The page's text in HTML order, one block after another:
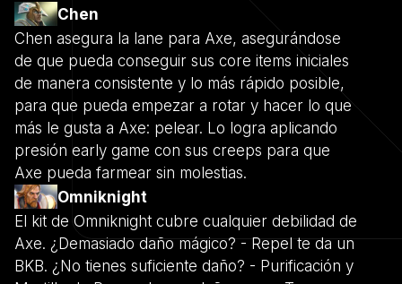
Chen
Chen asegura la lane para Axe, asegurándose
de que pueda conseguir sus core items iniciales
de manera consistente y lo más rápido posible,
para que pueda empezar a rotar y hacer lo que
más le gusta a Axe: pelear. Lo logra aplicando
presión early game con sus creeps para que
Axe pueda farmear sin molestias.
Omniknight
El kit de Omniknight cubre cualquier debilidad de
Axe. ¿Demasiado daño mágico? - Repel te da un
BKB. ¿No tienes suficiente daño? - Purificación y